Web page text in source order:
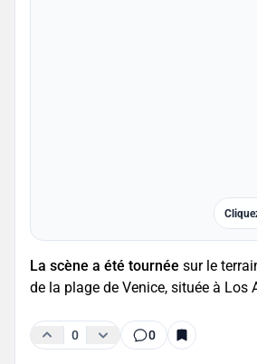
La scène a été tournée sur le
de la plage de Venice, située à Los
0 0